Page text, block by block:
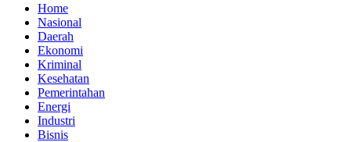
Home
Nasional
Daerah
Ekonomi
Kriminal
Kesehatan
Pemerintahan
Energi
Industri
Bisnis